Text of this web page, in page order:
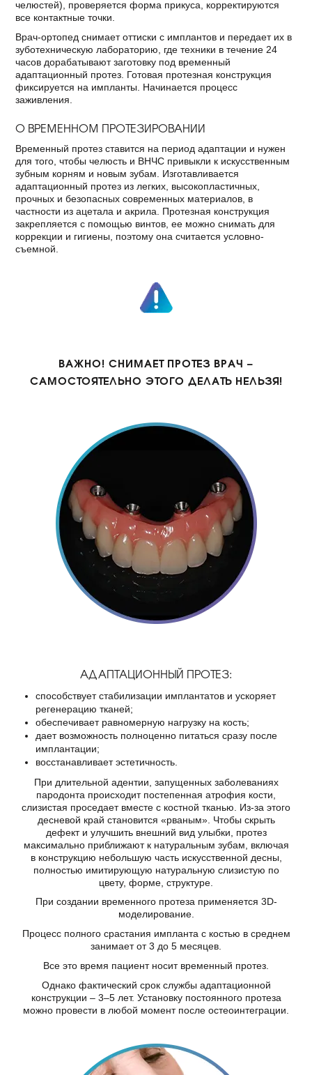
челюстей), проверяется форма прикуса, корректируются
все контактные точки.
Врач-ортопед снимает оттиски с имплантов и передает их в
зуботехническую лабораторию, где техники в течение 24
часов дорабатывают заготовку под временный
адаптационный протез. Готовая протезная конструкция
фиксируется на импланты. Начинается процесс
заживления.
О ВРЕМЕННОМ ПРОТЕЗИРОВАНИИ
Временный протез ставится на период адаптации и нужен
для того, чтобы челюсть и ВНЧС привыкли к искусственным
зубным корням и новым зубам. Изготавливается
адаптационный протез из легких, высокопластичных,
прочных и безопасных современных материалов, в
частности из ацетала и акрила. Протезная конструкция
закрепляется с помощью винтов, ее можно снимать для
коррекции и гигиены, поэтому она считается условно-
съемной.
ВАЖНО! СНИМАЕТ ПРОТЕЗ ВРАЧ –
САМОСТОЯТЕЛЬНО ЭТОГО ДЕЛАТЬ НЕЛЬЗЯ!
АДАПТАЦИОННЫЙ ПРОТЕЗ:
способствует стабилизации имплантатов и ускоряет
регенерацию тканей;
обеспечивает равномерную нагрузку на кость;
дает возможность полноценно питаться сразу после
имплантации;
восстанавливает эстетичность.
При длительной адентии, запущенных заболеваниях
пародонта происходит постепенная атрофия кости,
слизистая проседает вместе с костной тканью. Из-за этого
десневой край становится «рваным». Чтобы скрыть
дефект и улучшить внешний вид улыбки, протез
максимально приближают к натуральным зубам, включая
в конструкцию небольшую часть искусственной десны,
полностью имитирующую натуральную слизистую по
цвету, форме, структуре.
При создании временного протеза применяется 3D-
моделирование.
Процесс полного срастания импланта с костью в среднем
занимает от 3 до 5 месяцев.
Все это время пациент носит временный протез.
Однако фактический срок службы адаптационной
конструкции – 3–5 лет. Установку постоянного протеза
можно провести в любой момент после остеоинтеграции.